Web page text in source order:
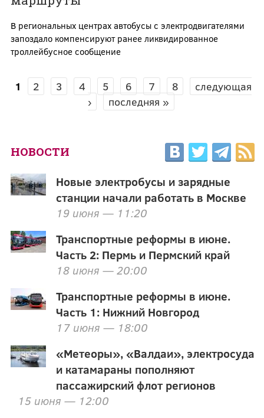
В региональных центрах автобусы с электродвигателями
запоздало компенсируют ранее ликвидированное
троллейбусное сообщение
СТРАНИЦЫ
1 2 3 4 5 6 7 8
следующая
›
последняя »
НОВОСТИ
Новые электробусы и зарядные
станции начали работать в Москве
19 июня — 11:20
Транспортные реформы в июне.
Часть 2: Пермь и Пермский край
18 июня — 20:00
Транспортные реформы в июне.
Часть 1: Нижний Новгород
17 июня — 18:00
«Метеоры», «Валдаи», электросуда
и катамараны пополняют
пассажирский флот регионов
15 июня — 12:00